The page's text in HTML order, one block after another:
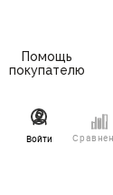
Помощь
покупателю
Войти